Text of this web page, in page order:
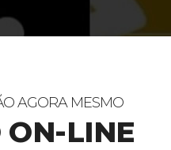
AGORA MESMO
ON-LINE